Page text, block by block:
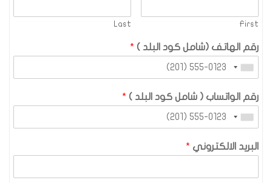
First
Last
رقم الهاتف (شامل كود البلد ) *
رقم الواتساب ( شامل كود البلد ) *
البريد الالكتروني *